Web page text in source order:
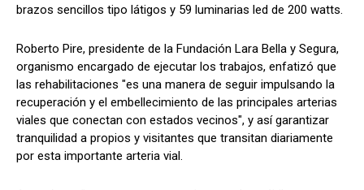
brazos sencillos tipo látigos y 59 luminarias led de 200 watts.
Roberto Pire, presidente de la Fundación Lara Bella y Segura,
organismo encargado de ejecutar los trabajos, enfatizó que
las rehabilitaciones "es una manera de seguir impulsando la
recuperación y el embellecimiento de las principales arterias
viales que conectan con estados vecinos", y así garantizar
tranquilidad a propios y visitantes que transitan diariamente
por esta importante arteria vial.